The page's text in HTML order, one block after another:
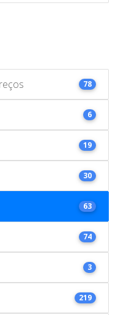
78
6
19
30
63
74
3
219